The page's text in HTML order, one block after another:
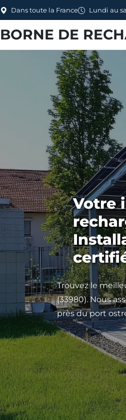
Dans toute la France Lundi au
BORNE DE
Votre
Trouvez le
(33980). Nous
près du port